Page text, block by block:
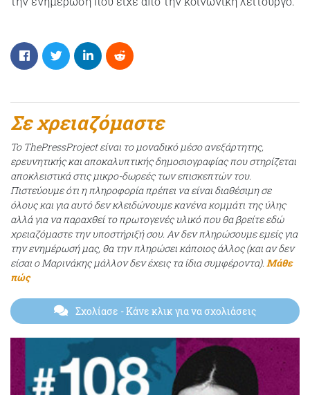
Σε χρειαζόμαστε
Το ThePressProject είναι το μοναδικό μέσο ανεξάρτητης,
ερευνητικής και αποκαλυπτικής δημοσιογραφίας που στηρίζεται
αποκλειστικά στις μικρο-δωρεές των επισκεπτών του.
Πιστεύουμε ότι η πληροφορία πρέπει να είναι διαθέσιμη σε
όλους και για αυτό δεν κλειδώνουμε κανένα κομμάτι της ύλης
αλλά για να παραχθεί το πρωτογενές υλικό που θα βρείτε εδώ
χρειαζόμαστε την υποστήριξή σου. Αν δεν πληρώσουμε εμείς για
την ενημέρωσή μας, θα την πληρώσει κάποιος άλλος (και αν δεν
είσαι ο Μαρινάκης μάλλον δεν έχεις τα ίδια συμφέροντα). Μάθε
πώς
Σχολίασε - Κάνε κλικ για να σχολιάσεις